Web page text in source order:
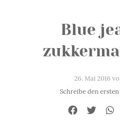
Blue
26. Mai 2016
Schreibe den